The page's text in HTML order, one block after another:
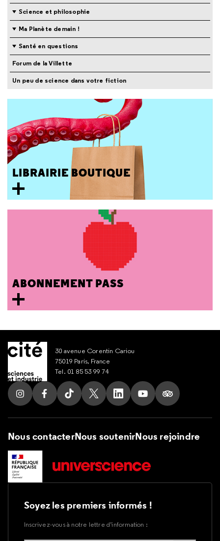
Science et philosophie
Ma Planète demain !
Santé en questions
Forum de la Villette
Un peu de science dans votre fiction
LIBRAIRIE BOUTIQUE
ABONNEMENT PASS
30 avenue Corentin Cariou
75019 Paris, France
Tel. 01 85 53 99 74
Suivez nous sur Instagram
Suivez nous sur Facebook
Suivez nous sur Tik Tok
Suivez nous sur X
Suivez nous sur LinkedIn
Suivez nous sur
Suivez nous
Nous contacterNous soutenirNous rejoindre
Soyez les premiers informés !
Inscrivez-vous à notre lettre d’information :